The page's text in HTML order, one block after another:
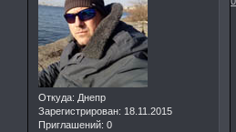
Откуда: Днепр
Зарегистрирован: 18.11.2015
Приглашений: 0